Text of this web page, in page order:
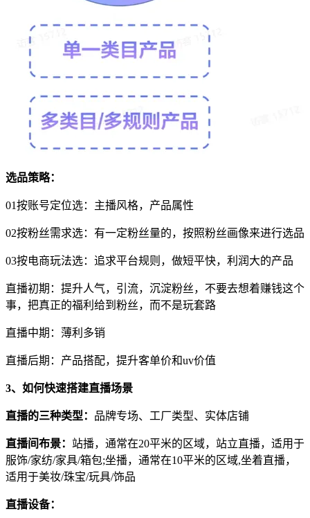
选品策略：
01按账号定位选：主播风格，产品属性
02按粉丝需求选：有一定粉丝量的，按照粉丝画像来进行选品
03按电商玩法选：追求平台规则，做短平快，利润大的产品
直播初期：提升人气，引流，沉淀粉丝，不要去想着赚钱这个
事，把真正的福利给到粉丝，而不是玩套路
直播中期：薄利多销
直播后期：产品搭配，提升客单价和uv价值
3、如何快速搭建直播场景
直播的三种类型： 品牌专场、工厂类型、实体店铺
直播间布景： 站播，通常在20平米的区域，站立直播，适用于
服饰/家纺/家具/箱包;坐播，通常在10平米的区域,坐着直播，
适用于美妆/珠宝/玩具/饰品
直播设备：